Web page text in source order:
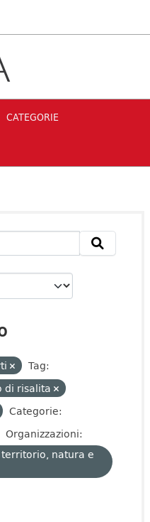
CATEGORIE
Tag:
di risalita
Categorie:
Organizzazioni:
territorio, natura e